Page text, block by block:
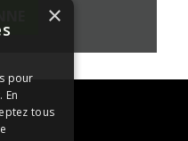
×
pour
tous